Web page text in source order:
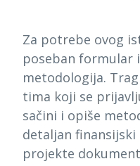
Za potrebe ovog
poseban formular
metodologija.
tima koji se
sačini i opiše
detaljan finansijski
projekte